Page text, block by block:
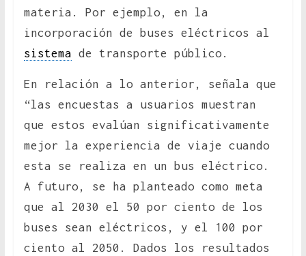
materia. Por ejemplo, en la
incorporación de buses eléctricos al
sistema de transporte público.
En relación a lo anterior, señala que
“las encuestas a usuarios muestran
que estos evalúan significativamente
mejor la experiencia de viaje cuando
esta se realiza en un bus eléctrico.
A futuro, se ha planteado como meta
que al 2030 el 50 por ciento de los
buses sean eléctricos, y el 100 por
ciento al 2050. Dados los resultados